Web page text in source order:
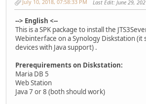
July 10, 2018, 07:58:33 PM Last Edit: June 29,
--> English <--
This is a SPK package to install the
Webinterface on a Synology Diskstation (it
devices with Java support) .
Prerequirements on Diskstation:
Maria DB 5
Web Station
Java 7 or 8 (both should work)